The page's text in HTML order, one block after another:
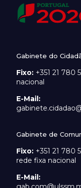
Gabinete do
Fixo: +351 21 780
nacional
E-Mail:
Gabinete de
Fixo: +351 21 780
rede fixa nacional
E-Mail: